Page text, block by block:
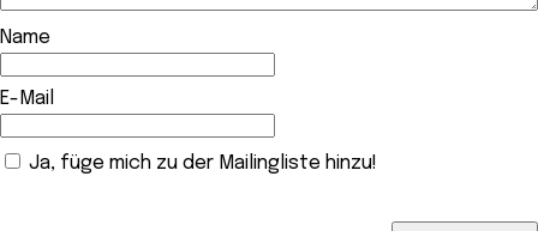
Name
E-Mail
Ja, füge mich zu der Mailingliste hinzu!